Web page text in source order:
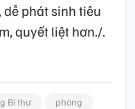
phát sinh tiêu
quyết liệt hơn./.
Bí thư
phòng